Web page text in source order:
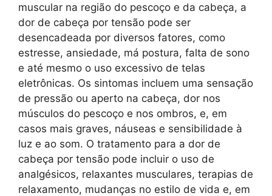
muscular na região do pescoço e da cabeça, a
dor de cabeça por tensão pode ser
desencadeada por diversos fatores, como
estresse, ansiedade, má postura, falta de sono
e até mesmo o uso excessivo de telas
eletrônicas. Os sintomas incluem uma sensação
de pressão ou aperto na cabeça, dor nos
músculos do pescoço e nos ombros, e, em
casos mais graves, náuseas e sensibilidade à
luz e ao som. O tratamento para a dor de
cabeça por tensão pode incluir o uso de
analgésicos, relaxantes musculares, terapias de
relaxamento, mudanças no estilo de vida e, em